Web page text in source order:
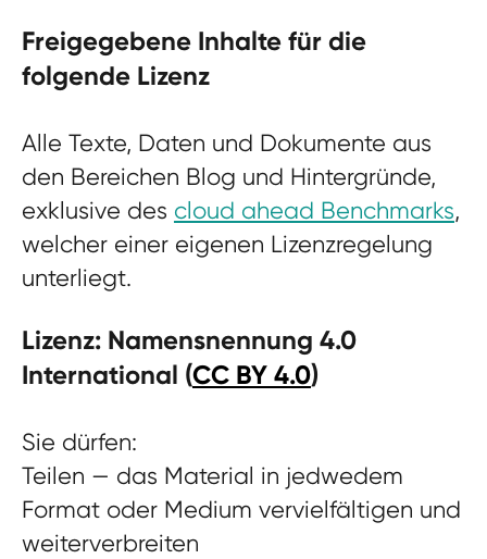
Freigegebene Inhalte für die
folgende Lizenz
Alle Texte, Daten und Dokumente aus
den Bereichen Blog und Hintergründe,
exklusive des cloud ahead Benchmarks,
welcher einer eigenen Lizenzregelung
unterliegt.
Lizenz: Namensnennung 4.0
International (CC BY 4.0)
Sie dürfen:
Teilen — das Material in jedwedem
Format oder Medium vervielfältigen und
weiterverbreiten